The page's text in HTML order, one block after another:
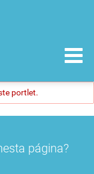
portlet.
página?